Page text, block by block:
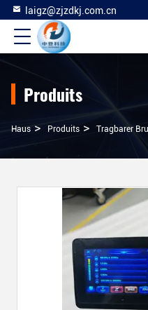
laigz@zjzdkj.com.cn
Produits
Haus > Produits > Tragbarer